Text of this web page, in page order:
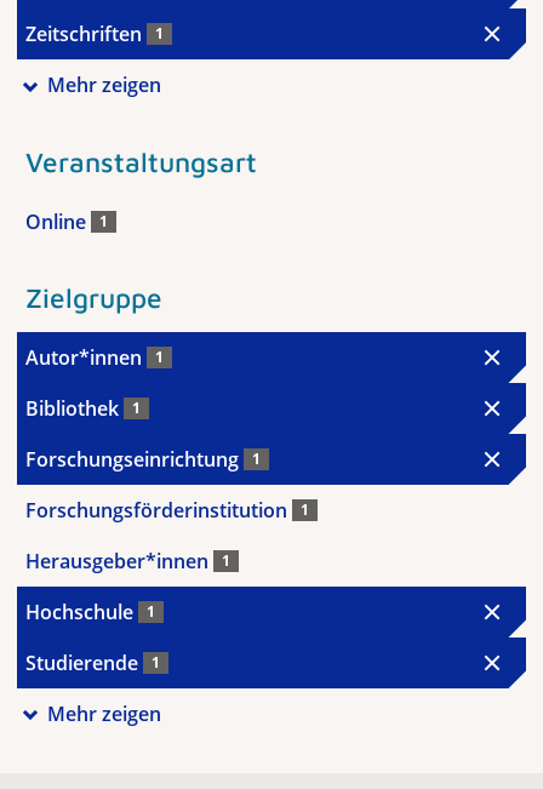
Zeitschriften 1
Mehr zeigen
Veranstaltungsart
Online 1
Zielgruppe
Autor*innen 1
Bibliothek 1
Forschungseinrichtung 1
Forschungsförderinstitution 1
Herausgeber*innen 1
Hochschule 1
Studierende 1
Mehr zeigen